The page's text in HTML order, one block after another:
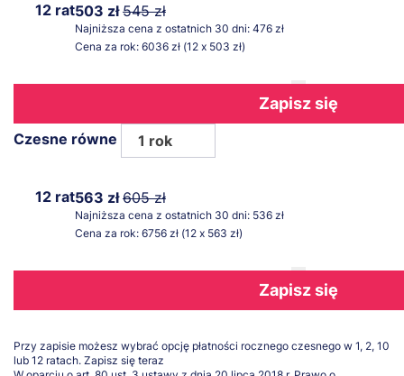
12 rat503 zł545 zł
Najniższa cena z ostatnich 30 dni: 476 zł
Cena za rok: 6036 zł (12 x 503 zł)
Zapisz się
Czesne równe 1 rok
12 rat563 zł605 zł
Najniższa cena z ostatnich 30 dni: 536 zł
Cena za rok: 6756 zł (12 x 563 zł)
Zapisz się
Przy zapisie możesz wybrać opcję płatności rocznego czesnego w 1, 2, 10
lub 12 ratach. Zapisz się teraz